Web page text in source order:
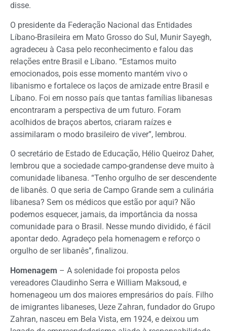
disse.
O presidente da Federação Nacional das Entidades
Líbano-Brasileira em Mato Grosso do Sul, Munir Sayegh,
agradeceu à Casa pelo reconhecimento e falou das
relações entre Brasil e Líbano. “Estamos muito
emocionados, pois esse momento mantém vivo o
libanismo e fortalece os laços de amizade entre Brasil e
Líbano. Foi em nosso país que tantas famílias libanesas
encontraram a perspectiva de um futuro. Foram
acolhidos de braços abertos, criaram raízes e
assimilaram o modo brasileiro de viver”, lembrou.
O secretário de Estado de Educação, Hélio Queiroz Daher,
lembrou que a sociedade campo-grandense deve muito à
comunidade libanesa. “Tenho orgulho de ser descendente
de libanês. O que seria de Campo Grande sem a culinária
libanesa? Sem os médicos que estão por aqui? Não
podemos esquecer, jamais, da importância da nossa
comunidade para o Brasil. Nesse mundo dividido, é fácil
apontar dedo. Agradeço pela homenagem e reforço o
orgulho de ser libanês”, finalizou.
Homenagem – A solenidade foi proposta pelos
vereadores Claudinho Serra e William Maksoud, e
homenageou um dos maiores empresários do país. Filho
de imigrantes libaneses, Ueze Zahran, fundador do Grupo
Zahran, nasceu em Bela Vista, em 1924, e deixou um